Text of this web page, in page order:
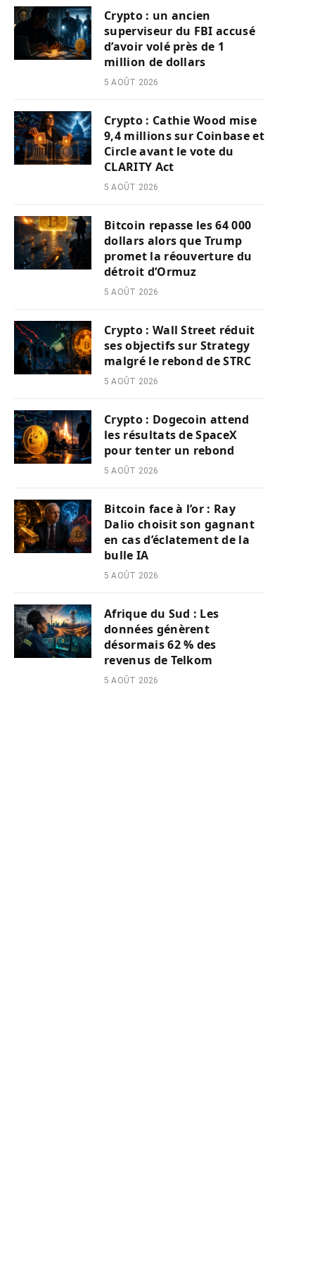
Crypto : un ancien
superviseur du FBI accusé
d’avoir volé près de 1
million de dollars
5 AOÛT 2026
Crypto : Cathie Wood mise
9,4 millions sur Coinbase et
Circle avant le vote du
CLARITY Act
5 AOÛT 2026
Bitcoin repasse les 64 000
dollars alors que Trump
promet la réouverture du
détroit d’Ormuz
5 AOÛT 2026
Crypto : Wall Street réduit
ses objectifs sur Strategy
malgré le rebond de STRC
5 AOÛT 2026
Crypto : Dogecoin attend
les résultats de SpaceX
pour tenter un rebond
5 AOÛT 2026
Bitcoin face à l’or : Ray
Dalio choisit son gagnant
en cas d’éclatement de la
bulle IA
5 AOÛT 2026
Afrique du Sud : Les
données génèrent
désormais 62 % des
revenus de Telkom
5 AOÛT 2026